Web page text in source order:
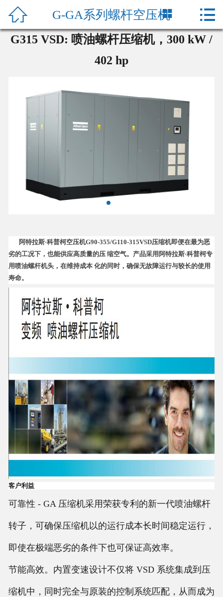
 首页
关于我们
真空泵
工程配管
节能改造
新闻资讯
联系我们
 G-GA系列螺杆空压机
 
G315 VSD: 喷油螺杆压缩机，300 kW /
402 hp
阿特拉斯·科普柯空压机G90-355/G110-315VSD压缩机即便在最为恶
劣的工况下，也能供应高质量的压 缩空气。产品采用阿特拉斯·科普柯专
用喷油螺杆机头，在维持成本 化的同时，确保无故障运行与较长的使用
寿命。
客户利益
可靠性 - GA 压缩机采用荣获专利的新一代喷油螺杆
转子，可确保压缩机以的运行成本长时间稳定运行，
即使在极端恶劣的条件下也可保证高效率。
节能高效。内置变速设计不仅将 VSD 系统集成到压
缩机中，同时完全与原装的控制系统匹配，从而成为